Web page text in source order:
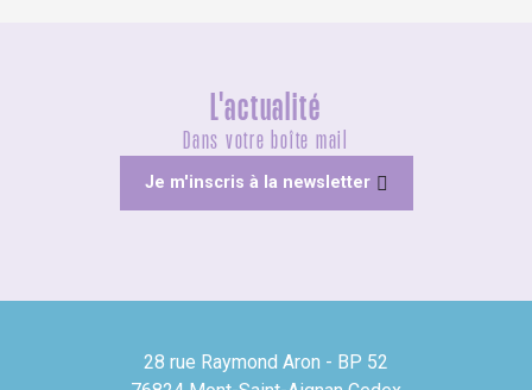
L'actualité
Dans votre boîte mail
Je m'inscris à la newsletter
28 rue Raymond Aron - BP 52